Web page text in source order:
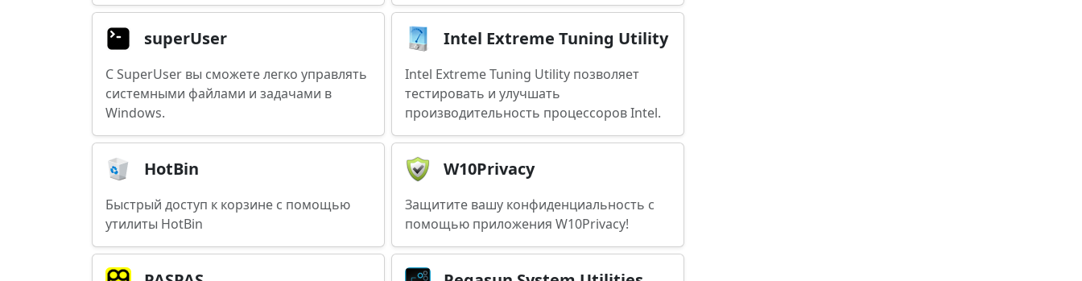
superUser
С SuperUser вы сможете легко управлять
системными файлами и задачами в
Windows.
Intel Extreme Tuning Utility
Intel Extreme Tuning Utility позволяет
тестировать и улучшать
производительность процессоров Intel.
HotBin
Быстрый доступ к корзине с помощью
утилиты HotBin
W10Privacy
Защитите вашу конфиденциальность с
помощью приложения W10Privacy!